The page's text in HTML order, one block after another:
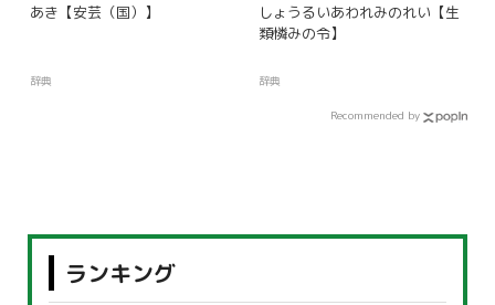
あき【安芸（国）】
辞典
しょうるいあわれみのれい【生
類憐みの令】
辞典
Recommended by
ランキング